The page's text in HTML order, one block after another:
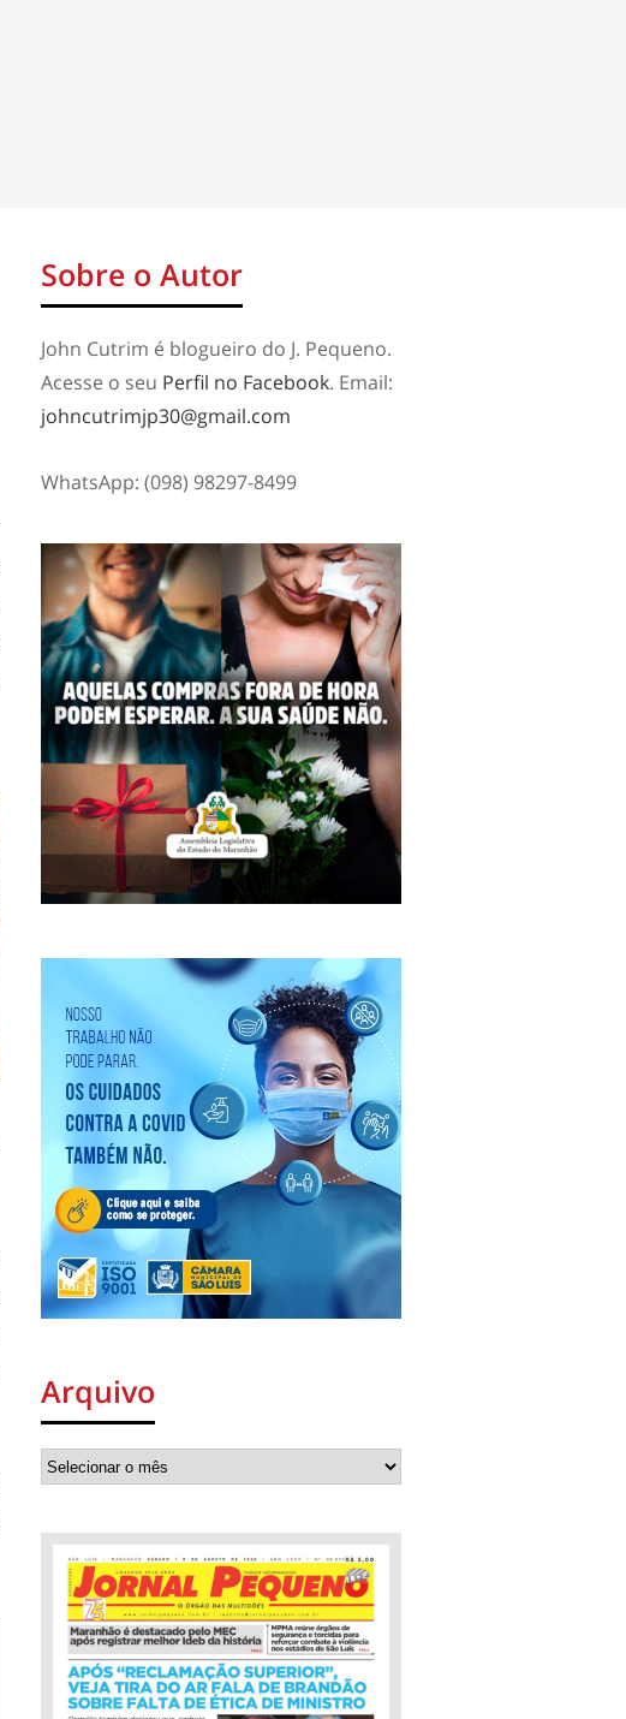
Sobre o Autor
John Cutrim é blogueiro do J. Pequeno.
Acesse o seu Perfil no Facebook. Email:
johncutrimjp30@gmail.com
WhatsApp: (098) 98297-8499
Arquivo